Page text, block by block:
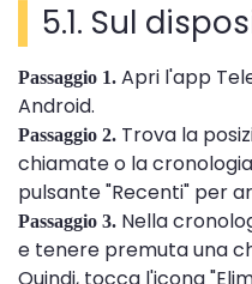
5.1. Sul
Passaggio 1. Apri l'app
Android.
Passaggio 2. Trova la
chiamate o la
pulsante "Recenti" per
Passaggio 3. Nella
e tenere premuta una